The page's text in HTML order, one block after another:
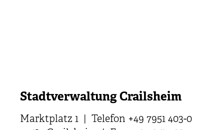
Stadtverwaltung Crailsheim
Marktplatz 1 | Telefon +49 7951 403-0